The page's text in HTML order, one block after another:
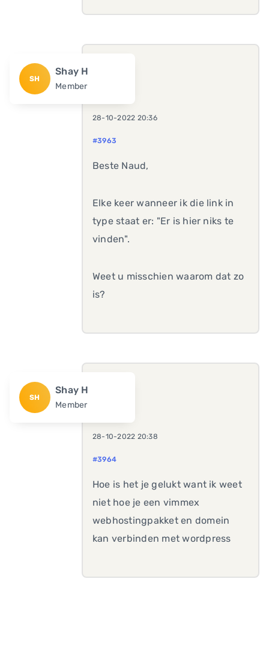
SH
Shay H
Member
28-10-2022 20:36
#3963
Beste Naud,
Elke keer wanneer ik die link in
type staat er: "Er is hier niks te
vinden".
Weet u misschien waarom dat zo
is?
SH
Shay H
Member
28-10-2022 20:38
#3964
Hoe is het je gelukt want ik weet
niet hoe je een vimmex
webhostingpakket en domein
kan verbinden met wordpress